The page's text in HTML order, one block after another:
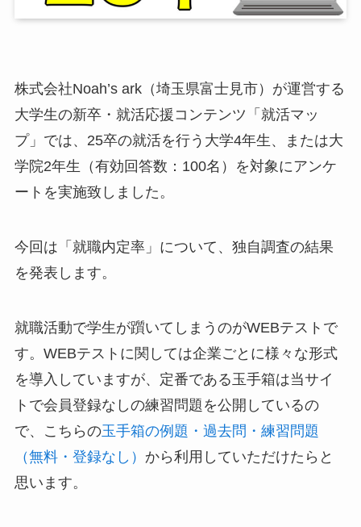
株式会社Noah’s ark（埼玉県富士見市）が運営する
大学生の新卒・就活応援コンテンツ「就活マッ
プ」では、25卒の就活を行う大学4年生、または大
学院2年生（有効回答数：100名）を対象にアンケ
ートを実施致しました。
今回は「就職内定率」について、独自調査の結果
を発表します。
就職活動で学生が躓いてしまうのがWEBテストで
す。WEBテストに関しては企業ごとに様々な形式
を導入していますが、定番である玉手箱は当サイ
トで会員登録なしの練習問題を公開しているの
で、こちらの玉手箱の例題・過去問・練習問題
（無料・登録なし） から利用していただけたらと
思います。